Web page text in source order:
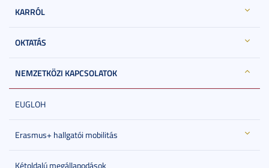
KARRÓL
OKTATÁS
NEMZETKÖZI KAPCSOLATOK
EUGLOH
Erasmus+ hallgatói mobilitás
Kétoldalú megállapodások